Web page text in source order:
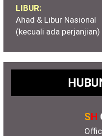
LIBUR:
Ahad & Libur Nasional
(kecuali ada perjanjian)
SH